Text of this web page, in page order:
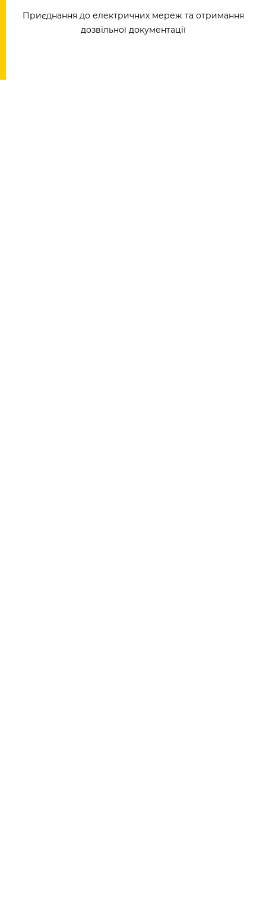
Приєднання до електричних мереж та отримання
дозвільної документації